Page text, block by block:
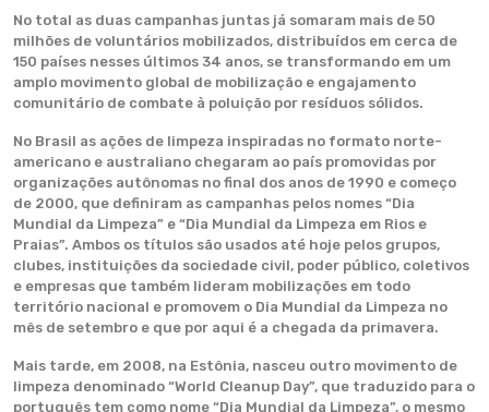
No total as duas campanhas juntas já somaram mais de 50
milhões de voluntários mobilizados, distribuídos em cerca de
150 países nesses últimos 34 anos, se transformando em um
amplo movimento global de mobilização e engajamento
comunitário de combate à poluição por resíduos sólidos.
No Brasil as ações de limpeza inspiradas no formato norte-
americano e australiano chegaram ao país promovidas por
organizações autônomas no final dos anos de 1990 e começo
de 2000, que definiram as campanhas pelos nomes “Dia
Mundial da Limpeza” e “Dia Mundial da Limpeza em Rios e
Praias”. Ambos os títulos são usados até hoje pelos grupos,
clubes, instituições da sociedade civil, poder público, coletivos
e empresas que também lideram mobilizações em todo
território nacional e promovem o Dia Mundial da Limpeza no
mês de setembro e que por aqui é a chegada da primavera.
Mais tarde, em 2008, na Estônia, nasceu outro movimento de
limpeza denominado “World Cleanup Day”, que traduzido para o
português tem como nome “Dia Mundial da Limpeza”, o mesmo